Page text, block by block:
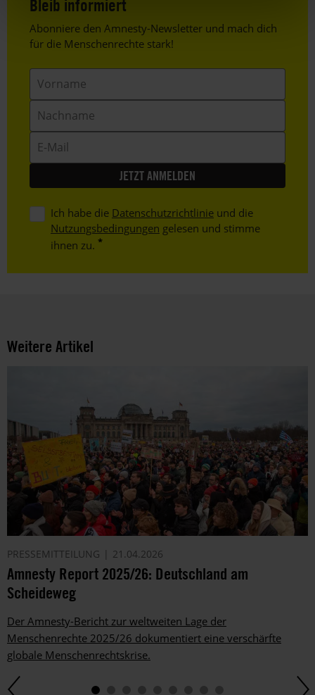
Bleib informiert
Header
Text
Abonniere den Amnesty-Newsletter und mach dich
für die Menschenrechte stark!
Mail
Ich habe die Datenschutzrichtlinie und die
Nutzungsbedingungen gelesen und stimme
ihnen zu.
Weitere Artikel
PRESSEMITTEILUNG 21.04.2026
Amnesty Report 2025/26: Deutschland am
Scheideweg
Der Amnesty-Bericht zur weltweiten Lage der
Menschenrechte 2025/26 dokumentiert eine verschärfte
globale Menschenrechtskrise.